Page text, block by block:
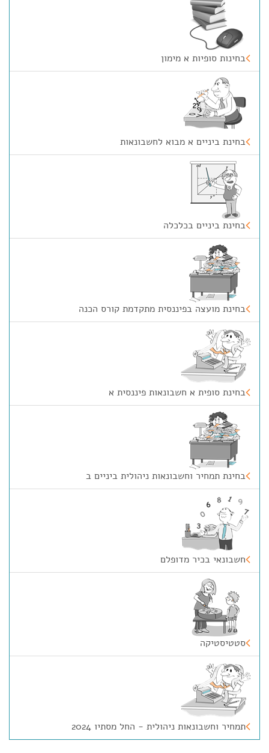
בחינות סופיות א מימון
בחינת ביניים א מבוא לחשבונאות
בחינת ביניים בכלכלה
בחינת מועצה בפיננסית מתקדמת קורס הכנה
בחינת סופית א חשבונאות פיננסית א
בחינת תמחיר וחשבונאות ניהולית ביניים ב
חשבונאי בכיר מדופלם
סטטיסטיקה
תמחיר וחשבונאות ניהולית - החל מסתיו 2024